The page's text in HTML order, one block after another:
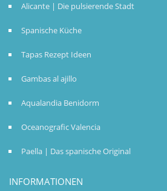
Alicante | Die pulsierende Stadt
Spanische Küche
Tapas Rezept Ideen
Gambas al ajillo
Aqualandia Benidorm
Oceanografic Valencia
Paella | Das spanische Original
INFORMATIONEN